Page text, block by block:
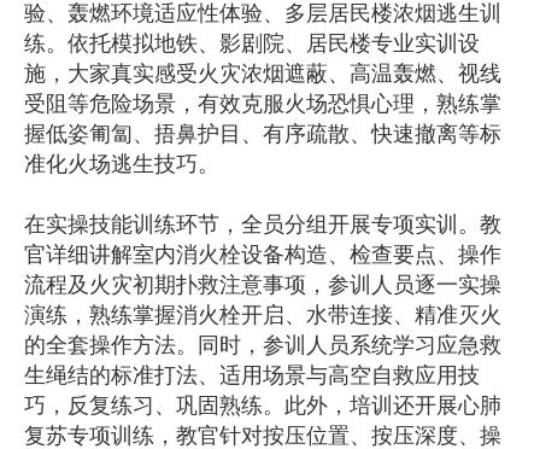
验、轰燃环境适应性体验、多层居民楼浓烟逃生训
练。依托模拟地铁、影剧院、居民楼专业实训设
施，大家真实感受火灾浓烟遮蔽、高温轰燃、视线
受阻等危险场景，有效克服火场恐惧心理，熟练掌
握低姿匍匐、捂鼻护目、有序疏散、快速撤离等标
准化火场逃生技巧。
在实操技能训练环节，全员分组开展专项实训。教
官详细讲解室内消火栓设备构造、检查要点、操作
流程及火灾初期扑救注意事项，参训人员逐一实操
演练，熟练掌握消火栓开启、水带连接、精准灭火
的全套操作方法。同时，参训人员系统学习应急救
生绳结的标准打法、适用场景与高空自救应用技
巧，反复练习、巩固熟练。此外，培训还开展心肺
复苏专项训练，教官针对按压位置、按压深度、操